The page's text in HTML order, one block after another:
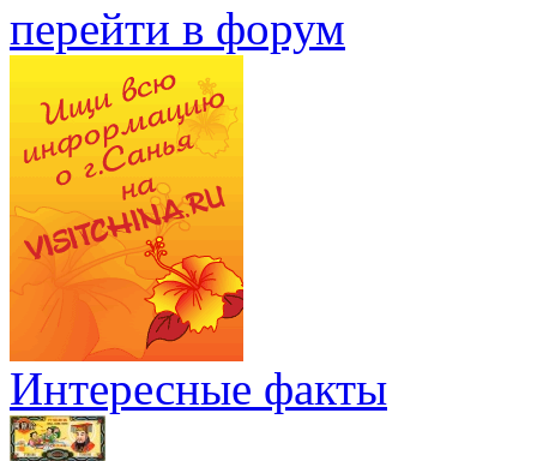
перейти в форум
Интересные факты